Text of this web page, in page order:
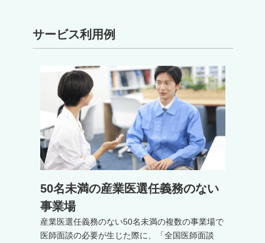
サービス利用例
50名未満の産業医選任義務のない
事業場
産業医選任義務のない50名未満の複数の事業場で
医師面談の必要が生じた際に、「全国医師面談